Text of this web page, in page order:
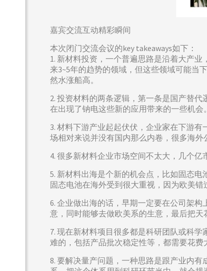
嘉宾交流互动精彩瞬间
本次闭门交流会议的key takeaways如下：
1. 新材料投资，一个普遍思路是沿着大产
来3~5年的趋势的领域，但这些领域可能当
然水涨船高。
2. 投资材料的两条逻辑，第一条是国产替
在出现了钠电这些新的应用带来的一些机会。
3. 材料下游产业起起伏伏，企业家在下游
场相对来说并没有国内那么内卷，很多海
4. 很多新材料企业市场空间不太大，几个
5. 新材料出海是个新的机会点，比如固态
固态电池在海外受到很大重视，因为欧美错
6. 企业做出海的话，早期一定要在公司架
意，同时能够去做欧美系的生意，最后把天
7. 现在新材料项目很多都是科研团队或科
难的，包括产品批次稳定性等，都需要花费
8. 要解决量产问题，一种思路是跟产业内